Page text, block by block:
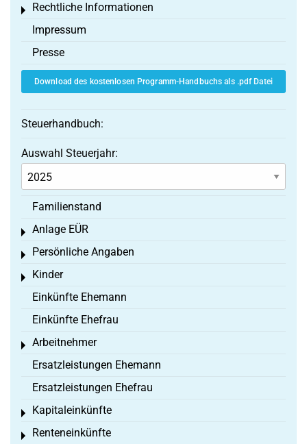
Rechtliche Informationen
Toggle menu
Impressum
Presse
Download des kostenlosen Programm-Handbuchs als .pdf Datei
Steuerhandbuch:
Auswahl Steuerjahr:
Familienstand
Anlage EÜR
Toggle menu
Persönliche Angaben
Toggle menu
Kinder
Toggle menu
Einkünfte Ehemann
Einkünfte Ehefrau
Arbeitnehmer
Toggle menu
Ersatzleistungen Ehemann
Ersatzleistungen Ehefrau
Kapitaleinkünfte
Toggle menu
Renteneinkünfte
Toggle menu